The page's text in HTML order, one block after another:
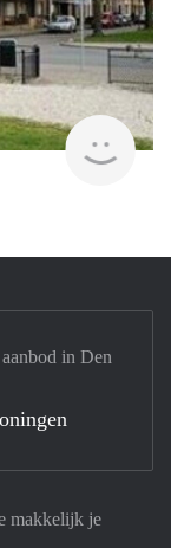
makkelijk je
in Den